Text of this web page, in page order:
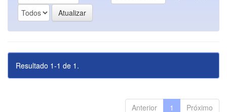
Resultado 1-1 de 1.
Anterior 1 Próximo